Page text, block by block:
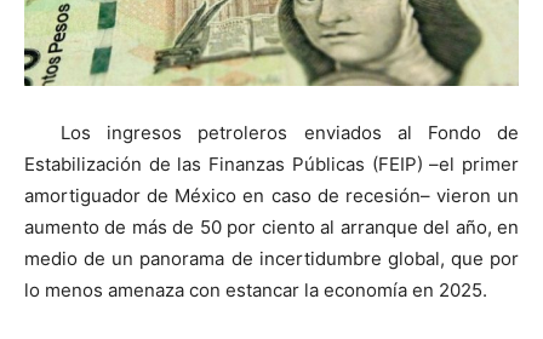
Los ingresos petroleros enviados al Fondo de
Estabilización de las Finanzas Públicas (FEIP) –el primer
amortiguador de México en caso de recesión– vieron un
aumento de más de 50 por ciento al arranque del año, en
medio de un panorama de incertidumbre global, que por
lo menos amenaza con estancar la economía en 2025.